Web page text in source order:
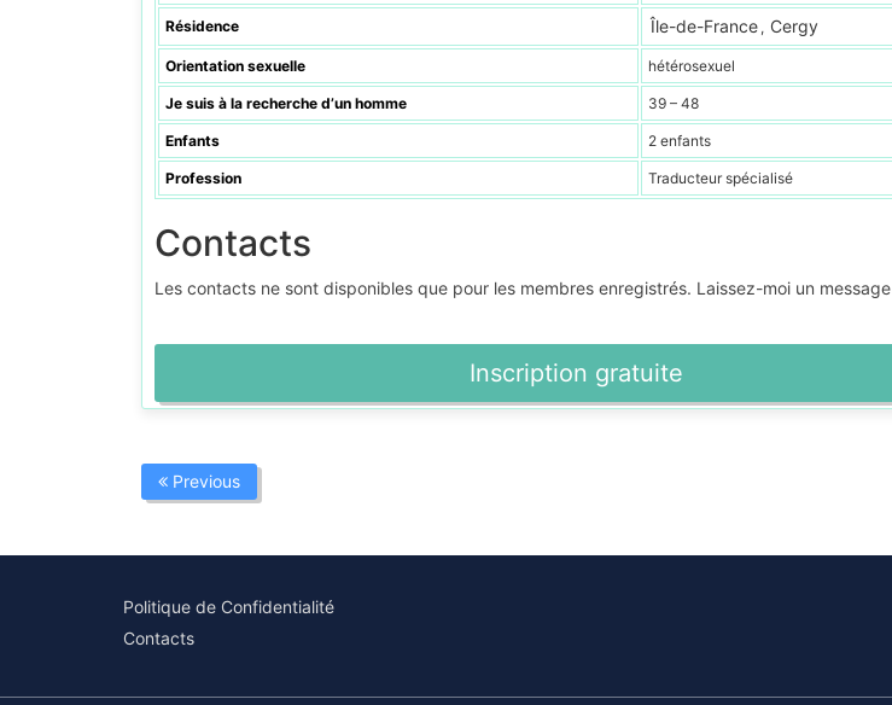
Résidence Île-de-France , Cergy
Orientation sexuelle hétérosexuel
Je suis à la recherche d’un homme 39 – 48
Enfants 2 enfants
Profession Traducteur spécialisé
Contacts
Les contacts ne sont disponibles que pour les membres enregistrés. Laissez-moi un message
Inscription gratuite
Previous
Politique de Confidentialité
Contacts